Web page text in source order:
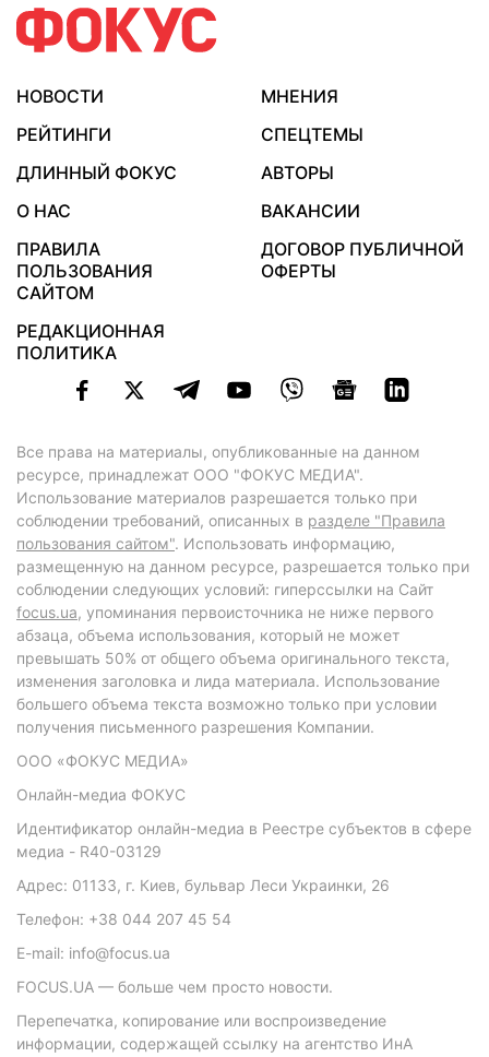
НОВОСТИ
МНЕНИЯ
РЕЙТИНГИ
СПЕЦТЕМЫ
ДЛИННЫЙ ФОКУС
АВТОРЫ
О НАС
ВАКАНСИИ
ПРАВИЛА
ПОЛЬЗОВАНИЯ
САЙТОМ
ДОГОВОР ПУБЛИЧНОЙ
ОФЕРТЫ
РЕДАКЦИОННАЯ
ПОЛИТИКА
Все права на материалы, опубликованные на данном
ресурсе, принадлежат ООО "ФОКУС МЕДИА".
Использование материалов разрешается только при
соблюдении требований, описанных в разделе "Правила
пользования сайтом". Использовать информацию,
размещенную на данном ресурсе, разрешается только при
соблюдении следующих условий: гиперссылки на Сайт
focus.ua, упоминания первоисточника не ниже первого
абзаца, объема использования, который не может
превышать 50% от общего объема оригинального текста,
изменения заголовка и лида материала. Использование
большего объема текста возможно только при условии
получения письменного разрешения Компании.
ООО «ФОКУС МЕДИА»
Онлайн-медиа ФОКУС
Идентификатор онлайн-медиа в Реестре субъектов в сфере
медиа - R40-03129
Адрес: 01133, г. Киев, бульвар Леси Украинки, 26
Телефон: +38 044 207 45 54
E-mail: info@focus.ua
FOCUS.UA — больше чем просто новости.
Перепечатка, копирование или воспроизведение
информации, содержащей ссылку на агентство ИнА